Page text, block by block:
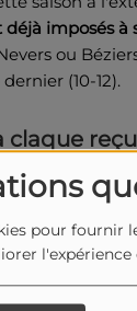
pour fournir
l'expérience
déjà imposés à
ou
(10-12).
les joueurs